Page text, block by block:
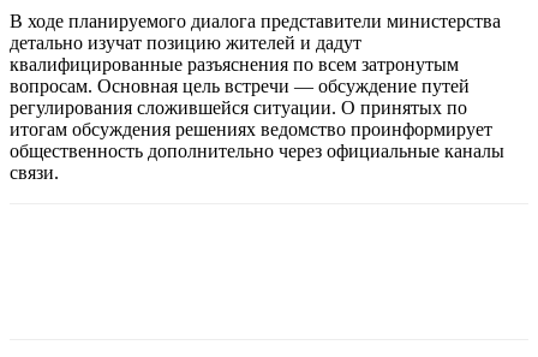
В ходе планируемого диалога представители министерства
детально изучат позицию жителей и дадут
квалифицированные разъяснения по всем затронутым
вопросам. Основная цель встречи — обсуждение путей
регулирования сложившейся ситуации. О принятых по
итогам обсуждения решениях ведомство проинформирует
общественность дополнительно через официальные каналы
связи.